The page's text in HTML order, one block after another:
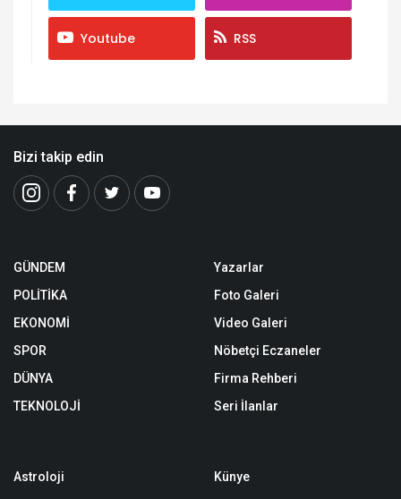
Youtube RSS
Bizi takip edin
GÜNDEM
POLİTİKA
EKONOMİ
SPOR
DÜNYA
TEKNOLOJİ
Yazarlar
Foto Galeri
Video Galeri
Nöbetçi Eczaneler
Firma Rehberi
Seri İlanlar
Astroloji
Künye